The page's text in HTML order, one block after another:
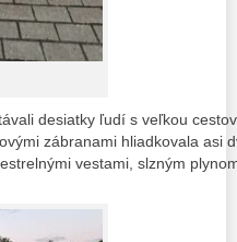
desiatky ľudí s veľkou
zábranami hliadkovala asi
vestami, slzným